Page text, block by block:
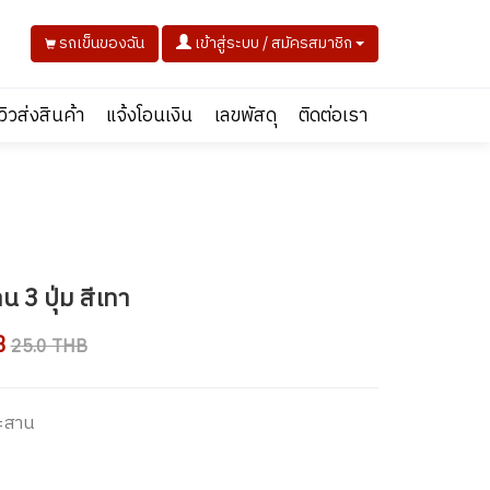
รถเข็นของฉัน เข้าสู่ระบบ / สมัครสมาชิก
วส่งสินค้า แจ้งโอนเงิน เลขพัสดุ ติดต่อเรา
3 ปุ่ม สีเทา
25.0 THB
าน